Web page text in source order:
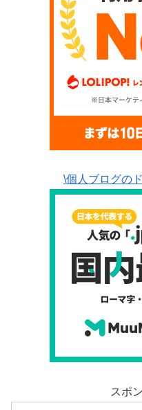
\個人ブログの
スポ